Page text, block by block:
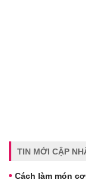
TIN MỚI CẬP
Cách làm món